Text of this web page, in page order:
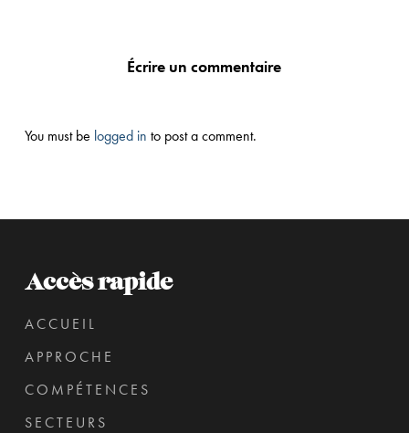
Écrire un commentaire
You must be logged in to post a comment.
Accès rapide
ACCUEIL
APPROCHE
COMPÉTENCES
SECTEURS